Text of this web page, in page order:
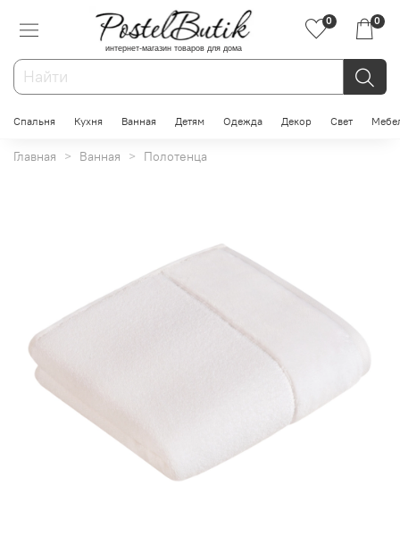
интернет-магазин товаров для дома
0 0
Спальня Кухня Ванная Детям Одежда Декор Свет
Главная Ванная Полотенца